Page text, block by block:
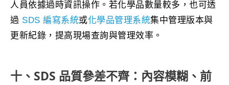
人員依據過時資訊操作。若化學品數量較多，也可透
過 SDS 編寫系統或化學品管理系統集中管理版本與
更新紀錄，提高現場查詢與管理效率。
十、SDS 品質參差不齊：內容模糊、前